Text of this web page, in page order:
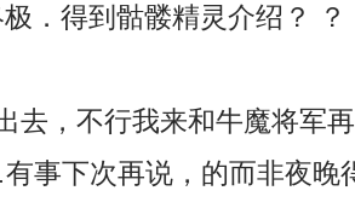
．得到骷髅精灵介绍？
去，不行我来和牛魔将军
事下次再说，的而非夜晚